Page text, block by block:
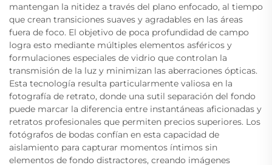
mantengan la nitidez a través del plano enfocado, al tiempo
que crean transiciones suaves y agradables en las áreas
fuera de foco. El objetivo de poca profundidad de campo
logra esto mediante múltiples elementos asféricos y
formulaciones especiales de vidrio que controlan la
transmisión de la luz y minimizan las aberraciones ópticas.
Esta tecnología resulta particularmente valiosa en la
fotografía de retrato, donde una sutil separación del fondo
puede marcar la diferencia entre instantáneas aficionadas y
retratos profesionales que permiten precios superiores. Los
fotógrafos de bodas confían en esta capacidad de
aislamiento para capturar momentos íntimos sin
elementos de fondo distractores, creando imágenes